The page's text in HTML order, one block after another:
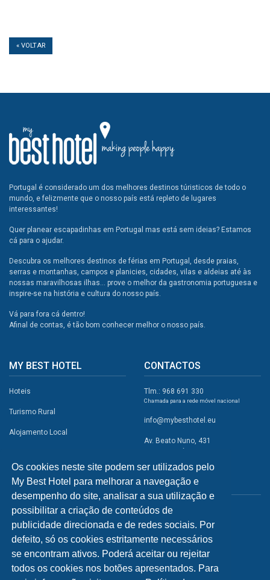
Os cookies neste site podem ser utilizados pelo
My Best Hotel para melhorar a navegação e
desempenho do site, analisar a sua utilização e
possibilitar a criação de conteúdos de
publicidade direcionada e de redes sociais. Por
defeito, só os cookies estritamente necessários
se encontram ativos. Poderá aceitar ou rejeitar
todos os cookies nos botões apresentados. Para
« VOLTAR
Portugal é considerado um dos melhores destinos túristicos de todo o
mundo, e felizmente que o nosso país está repleto de lugares
interessantes!
Quer planear escapadinhas em Portugal mas está sem ideias? Estamos
cá para o ajudar.
Descubra os melhores destinos de férias em Portugal, desde praias,
serras e montanhas, campos e planicies, cidades, vilas e aldeias até às
nossas maravilhosas ilhas... prove o melhor da gastronomia portuguesa e
inspire-se na história e cultura do nosso país.
Vá para fora cá dentro!
Afinal de contas, é tão bom conhecer melhor o nosso país.
MY BEST HOTEL
Hoteis
Turismo Rural
Alojamento Local
Atividades
Restaurantes
A Visitar
INFORMAÇÕES
CONTACTOS
Tlm.: 968 691 330
Chamada para a rede móvel nacional
info@mybesthotel.eu
Av. Beato Nuno, 431
REDES SOCIAIS